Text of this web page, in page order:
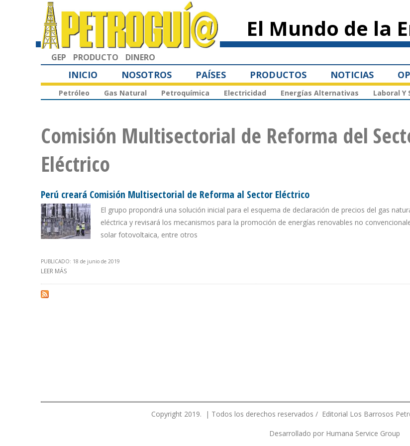
principal
El Mundo de la
GEP PRODUCTO DINERO
INICIO NOSOTROS PAÍSES PRODUCTOS NOTICIAS
Petróleo Gas Natural Petroquímica Electricidad Energías Alternativas Laboral Y
Comisión Multisectorial de Reforma del
Eléctrico
Perú creará Comisión Multisectorial de Reforma al Sector Eléctrico
El grupo propondrá una solución inicial para el esquema de declaración de precios del gas
eléctrica y revisará los mecanismos para la promoción de energías renovables no
solar fotovoltaica, entre otros
PUBLICADO: 18 de junio de 2019
LEER MÁS
Copyright 2019. | Todos los derechos reservados / Editorial Los Barrosos
Desarrollado por Humana Service Group